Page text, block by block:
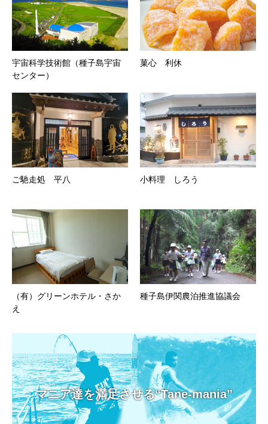
宇宙科学技術館（種子島宇宙
センター）
菓心 利休
ご馳走処 平八 小料理 しろう
（有）グリーンホテル・さか
え
種子島伊関農泊推進協議会
マニア達を満足させる“Tane-mania”